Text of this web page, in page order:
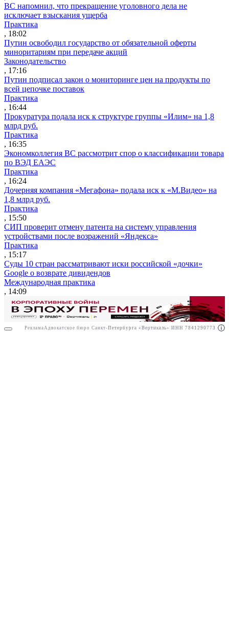
РекламаАО"ПРАВО.РУ" ИНН: 7708095468
ВС напомнил, что прекращение уголовного дела не
исключает взыскания ущерба
Практика
, 18:02
Путин освободил государство от обязательной оферты
миноритариям при передаче акций
Законодательство
, 17:16
Путин подписал закон о мониторинге цен на продукты по
всей цепочке поставок
Практика
, 16:44
Прокуратура подала иск к структуре группы «Илим» на 1,8
млрд руб.
Практика
, 16:35
Экономколлегия ВС рассмотрит спор о классификации товара
по ВЭД ЕАЭС
Практика
, 16:24
Дочерняя компания «Мегафона» подала иск к «М.Видео» на
1,8 млрд руб.
Практика
, 15:50
СИП проверит отмену патента на систему управления
устройствами после возражений «Яндекса»
Практика
, 15:17
Суды 10 стран рассматривают иски российской «дочки»
Google о возврате дивидендов
Международная практика
, 14:09
Реклама Адвокатское бюро Санкт-Петербурга «Вертикаль» ИНН 7841290773